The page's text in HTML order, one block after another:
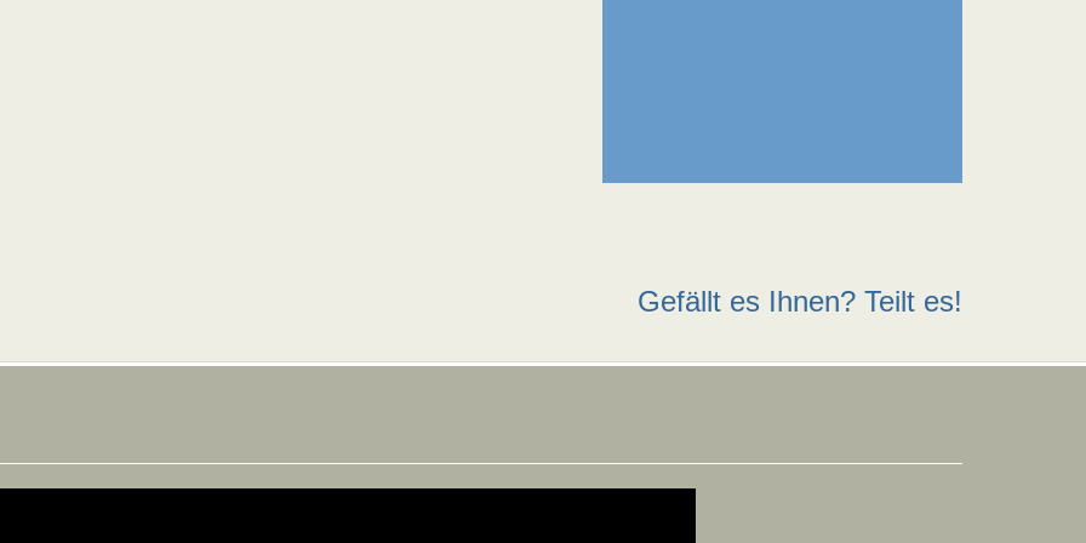
Gefällt es Ihnen? Teilt es!